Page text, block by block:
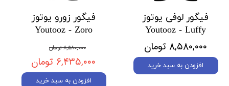
فیگور لوفی یوتوز
Youtooz - Luffy
۸,۵۸۰,۰۰۰ تومان
افزودن به سبد خرید
فیگور زورو یوتوز
Youtooz - Zoro
۸,۵۸۰,۰۰۰ تومان
۶,۴۳۵,۰۰۰ تومان
افزودن به سبد خرید